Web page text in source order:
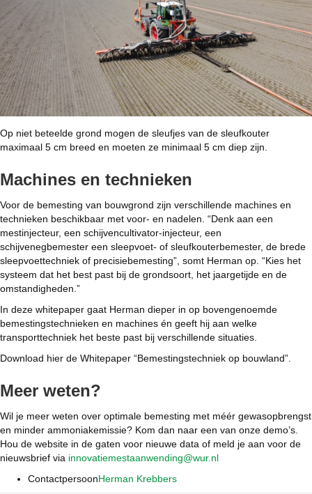
Op niet beteelde grond mogen de sleufjes van de sleufkouter
maximaal 5 cm breed en moeten ze minimaal 5 cm diep zijn.
Machines en technieken
Voor de bemesting van bouwgrond zijn verschillende machines en
technieken beschikbaar met voor- en nadelen. “Denk aan een
mestinjecteur, een schijvencultivator-injecteur, een
schijvenegbemester een sleepvoet- of sleufkouterbemester, de brede
sleepvoettechniek of precisiebemesting”, somt Herman op. “Kies het
systeem dat het best past bij de grondsoort, het jaargetijde en de
omstandigheden.”
In deze whitepaper gaat Herman dieper in op bovengenoemde
bemestingstechnieken en machines én geeft hij aan welke
transporttechniek het beste past bij verschillende situaties.
Download hier de Whitepaper “Bemestingstechniek op bouwland”.
Meer weten?
Wil je meer weten over optimale bemesting met méér gewasopbrengst
en minder ammoniakemissie? Kom dan naar een van onze demo’s.
Hou de website in de gaten voor nieuwe data of meld je aan voor de
nieuwsbrief via innovatiemestaanwending@wur.nl
ContactpersoonHerman Krebbers